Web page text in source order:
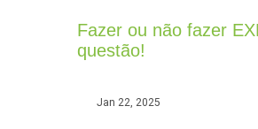
Fazer ou não fazer
questão!
Jan 22, 2025